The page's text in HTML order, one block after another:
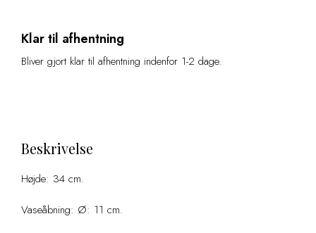
Klar til afhentning
Bliver gjort klar til afhentning indenfor 1-2 dage.
Beskrivelse
Højde: 34 cm.
Vaseåbning: Ø: 11 cm.